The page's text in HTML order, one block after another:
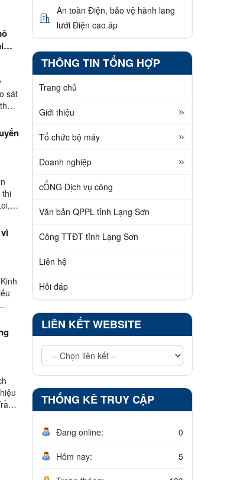
sát
thi
An toàn Điện, bảo vệ hành lang
lưới Điện cao áp
THÔNG TIN TỔNG HỢP
Trang chủ
Giới thiệu
Tổ chức bộ máy
Doanh nghiệp
cỔNG Dịch vụ công
Văn bản QPPL tỉnh Lạng Sơn
Công TTĐT tỉnh Lạng Sơn
Liên hệ
Hỏi đáp
LIÊN KẾT WEBSITE
THỐNG KÊ TRUY CẬP
Đang online: 0
Hôm nay: 5